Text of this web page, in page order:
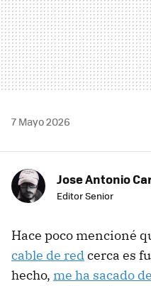
7 Mayo 2026
Jose Antonio
Editor Senior
Hace poco mencioné
cable de redcerca es
hecho, me ha sacado